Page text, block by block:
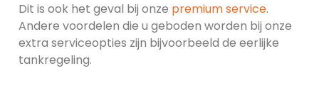
Dit is ook het geval bij onze premium service.
Andere voordelen die u geboden worden bij onze
extra serviceopties zijn bijvoorbeeld de eerlijke
tankregeling.